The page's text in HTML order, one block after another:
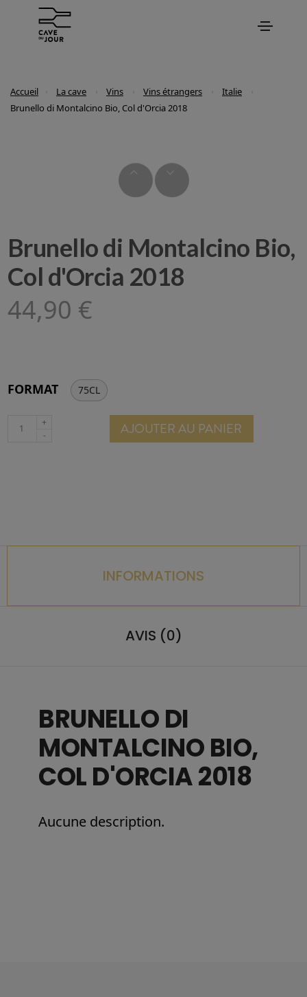
Accueil La cave Vins Vins étrangers
Italie
Brunello di Montalcino Bio, Col d'Orcia 2018
Brunello di Montalcino Bio,
Col d'Orcia 2018
44,90 €
FORMAT 75CL
AJOUTER AU PANIER
INFORMATIONS
AVIS (0)
BRUNELLO DI
MONTALCINO BIO,
COL D'ORCIA 2018
Aucune description.